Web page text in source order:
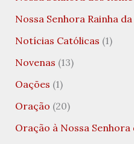
Nossa Senhora Rainha da
Notícias Católicas (1)
Novenas (13)
Oações (1)
Oração (20)
Oração à Nossa Senhora